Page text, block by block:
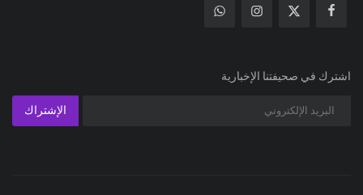
اشترك في صحيفتنا الإخبارية
الإشتراك